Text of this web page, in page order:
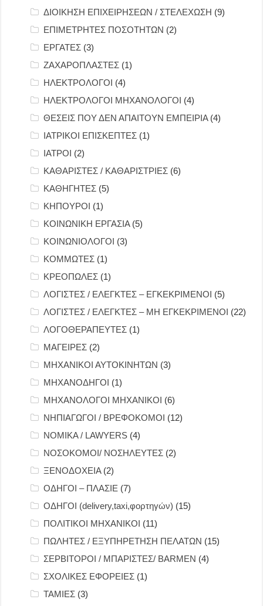
ΔΙΟΙΚΗΣΗ ΕΠΙΧΕΙΡΗΣΕΩΝ / ΣΤΕΛΕΧΩΣΗ (9)
ΕΠΙΜΕΤΡΗΤΕΣ ΠΟΣΟΤΗΤΩΝ (2)
ΕΡΓΑΤΕΣ (3)
ΖΑΧΑΡΟΠΛΑΣΤΕΣ (1)
ΗΛΕΚΤΡΟΛΟΓΟΙ (4)
ΗΛΕΚΤΡΟΛΟΓΟΙ ΜΗΧΑΝΟΛΟΓΟΙ (4)
ΘΕΣΕΙΣ ΠΟΥ ΔΕΝ ΑΠΑΙΤΟΥΝ ΕΜΠΕΙΡΙΑ(4)
ΙΑΤΡΙΚΟΙ ΕΠΙΣΚΕΠΤΕΣ (1)
ΙΑΤΡΟΙ (2)
ΚΑΘΑΡΙΣΤΕΣ / ΚΑΘΑΡΙΣΤΡΙΕΣ (6)
ΚΑΘΗΓΗΤΕΣ (5)
ΚΗΠΟΥΡΟΙ (1)
ΚΟΙΝΩΝΙΚΗ ΕΡΓΑΣΙΑ(5)
ΚΟΙΝΩΝΙΟΛΟΓΟΙ (3)
ΚΟΜΜΩΤΕΣ (1)
ΚΡΕΟΠΩΛΕΣ (1)
ΛΟΓΙΣΤΕΣ / ΕΛΕΓΚΤΕΣ – ΕΓΚΕΚΡΙΜΕΝΟΙ (5)
ΛΟΓΙΣΤΕΣ / ΕΛΕΓΚΤΕΣ – ΜΗ ΕΓΚΕΚΡΙΜΕΝΟΙ (22)
ΛΟΓΟΘΕΡΑΠΕΥΤΕΣ (1)
ΜΑΓΕΙΡΕΣ (2)
ΜΗΧΑΝΙΚΟΙ ΑΥΤΟΚΙΝΗΤΩΝ (3)
ΜΗΧΑΝΟΔΗΓΟΙ (1)
ΜΗΧΑΝΟΛΟΓΟΙ ΜΗΧΑΝΙΚΟΙ (6)
ΝΗΠΙΑΓΩΓΟΙ / ΒΡΕΦΟΚΟΜΟΙ (12)
ΝΟΜΙΚΑ / LAWYERS (4)
ΝΟΣΟΚΟΜΟΙ/ ΝΟΣΗΛΕΥΤΕΣ (2)
ΞΕΝΟΔΟΧΕΙΑ(2)
ΟΔΗΓΟΙ – ΠΛΑΣΙΕ (7)
ΟΔΗΓΟΙ (delivery,taxi,φορτηγών) (15)
ΠΟΛΙΤΙΚΟΙ ΜΗΧΑΝΙΚΟΙ (11)
ΠΩΛΗΤΕΣ / ΕΞΥΠΗΡΕΤΗΣΗ ΠΕΛΑΤΩΝ (15)
ΣΕΡΒΙΤΟΡΟΙ / ΜΠΑΡΙΣΤΕΣ/ BARMEN (4)
ΣΧΟΛΙΚΕΣ ΕΦΟΡΕΙΕΣ (1)
ΤΑΜΙΕΣ (3)